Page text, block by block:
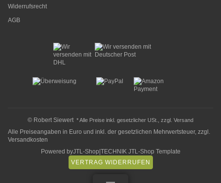
Widerrufsrecht
AGB
© Robert Siewert* Alle Preise inkl. gesetzlicher USt., zzgl. Versand
Alle Preiseangaben in Euro und inkl. der gesetzlichen Mehrwertsteuer, zzgl.
Versandkosten
Powered byJTL-Shop TECHNIK JTL-Shop Template
VERTRAG WIDERRUFEN